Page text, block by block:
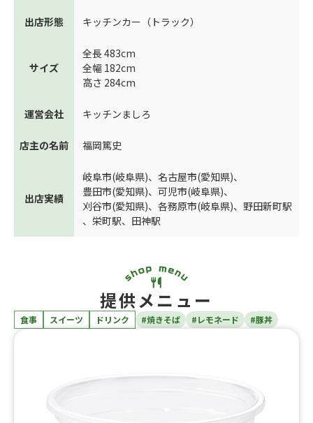
出店形態 キッチンカー（トラック）
サイズ
全長 483cm
全幅 182cm
高さ 284cm
運営会社 キッチンましろ
店主の名前 福岡篤史
出店実績
岐阜市(岐阜県)、 名古屋市(愛知県)、
豊田市(愛知県)、 可児市(岐阜県)、
刈谷市(愛知県)、 各務原市(岐阜県)、 野田新町駅
、 栄町駅、 田神駅
提供メニュー
食事 スイーツ ドリンク #焼きそば #レモネード #豚丼